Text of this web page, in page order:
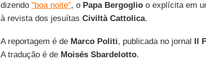
dizendo "boa noite", o Papa Bergoglioo explícita em
à revista dos jesuítas Civiltà Cattolica.
A reportagem é de Marco Politi, publicada no jornal Il
A tradução é de Moisés Sbardelotto.